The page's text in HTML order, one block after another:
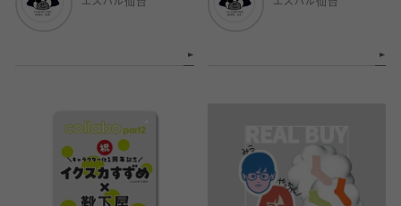
エスパル仙台
エスパル仙台